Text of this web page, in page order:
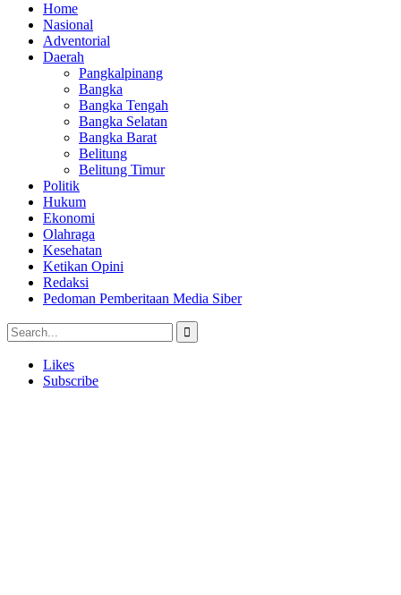
Home
Nasional
Adventorial
Daerah
Pangkalpinang
Bangka
Bangka Tengah
Bangka Selatan
Bangka Barat
Belitung
Belitung Timur
Politik
Hukum
Ekonomi
Olahraga
Kesehatan
Ketikan Opini
Redaksi
Pedoman Pemberitaan Media Siber
Likes
Subscribe